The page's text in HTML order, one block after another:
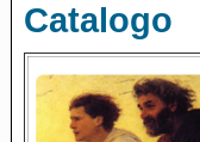
Catalogo